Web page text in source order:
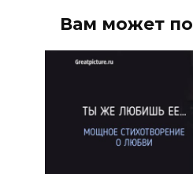
Вам может